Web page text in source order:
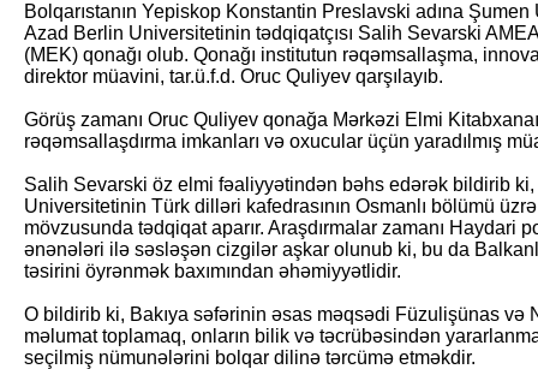
Bolqarıstanın Yepiskop Konstantin Preslavski adına
Azad Berlin Universitetinin tədqiqatçısı Salih Sevarski
(MEK) qonağı olub. Qonağı institutun rəqəmsallaşma,
direktor müavini, tar.ü.f.d. Oruc Quliyev qarşılayıb.
Görüş zamanı Oruc Quliyev qonağa Mərkəzi Elmi
rəqəmsallaşdırma imkanları və oxucular üçün yaradılmış
Salih Sevarski öz elmi fəaliyyətindən bəhs edərək bildirib ki,
Universitetinin Türk dilləri kafedrasının Osmanlı bölümü
mövzusunda tədqiqat aparır. Araşdırmalar zamanı Haydari
ənənələri ilə səsləşən cizgilər aşkar olunub ki, bu da
təsirini öyrənmək baxımından əhəmiyyətlidir.
O bildirib ki, Bakıya səfərinin əsas məqsədi Füzulişünas
məlumat toplamaq, onların bilik və təcrübəsindən
seçilmiş nümunələrini bolqar dilinə tərcümə etməkdir.